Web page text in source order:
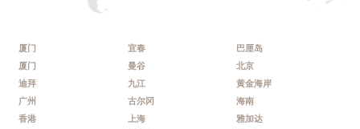
厦门 宜春
巴厘岛
厦门
曼谷
北京
迪拜
九江
黄金海岸
广州
古尔冈
海南
香港
上海
雅加达